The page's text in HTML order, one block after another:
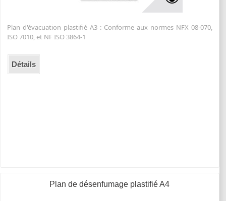
Plan d'évacuation plastifié A3 : Conforme aux normes NFX 08-070,
ISO 7010, et NF ISO 3864-1
Détails
Plan de désenfumage plastifié A4